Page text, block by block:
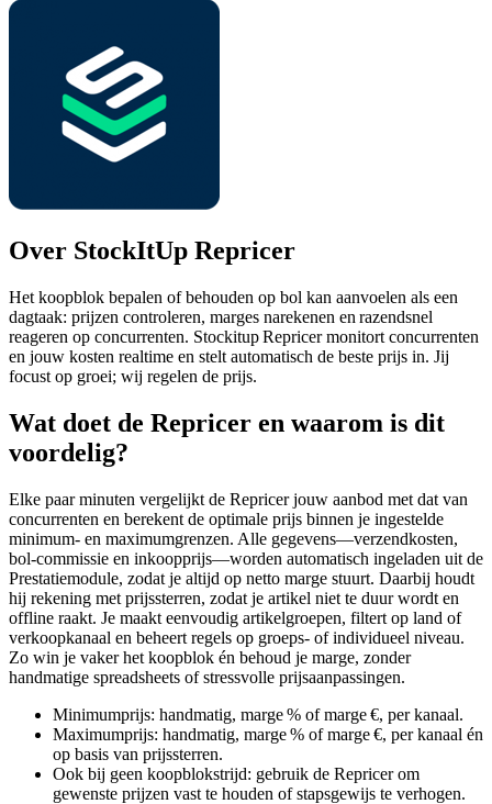
Over StockItUp Repricer
Het koopblok bepalen of behouden op bol kan aanvoelen als een
dagtaak: prijzen controleren, marges narekenen en razendsnel
reageren op concurrenten. Stockitup Repricer monitort concurrenten
en jouw kosten realtime en stelt automatisch de beste prijs in. Jij
focust op groei; wij regelen de prijs.
Wat doet de Repricer en waarom is dit
voordelig?
Elke paar minuten vergelijkt de Repricer jouw aanbod met dat van
concurrenten en berekent de optimale prijs binnen je ingestelde
minimum‑ en maximumgrenzen. Alle gegevens—verzendkosten,
bol‑commissie en inkoopprijs—worden automatisch ingeladen uit de
Prestatiemodule, zodat je altijd op netto marge stuurt. Daarbij houdt
hij rekening met prijssterren, zodat je artikel niet te duur wordt en
offline raakt. Je maakt eenvoudig artikelgroepen, filtert op land of
verkoopkanaal en beheert regels op groeps‑ of individueel niveau.
Zo win je vaker het koopblok én behoud je marge, zonder
handmatige spreadsheets of stressvolle prijsaanpassingen.
Minimumprijs: handmatig, marge % of marge €, per kanaal.
Maximumprijs: handmatig, marge % of marge €, per kanaal én
op basis van prijssterren.
Ook bij geen koopblokstrijd: gebruik de Repricer om
gewenste prijzen vast te houden of stapsgewijs te verhogen.